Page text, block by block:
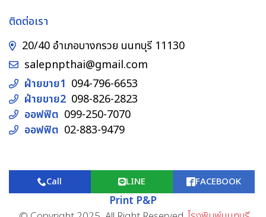
ติดต่อเรา
20/40 อำเภอบางกรวย นนทบุรี 11130
salepnpthai@gmail.com
ฝ่ายขาย1 094-796-6653
ฝ่ายขาย2 098-826-2823
ออฟฟิต 099-250-7070
ออฟฟิต 02-883-9479
Call LINE FACEBOOK
Print P&P